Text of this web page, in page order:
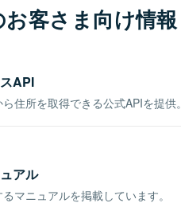
客さま向け情報
API
住所を取得できる公式APIを提供。
アル
マニュアルを掲載しています。